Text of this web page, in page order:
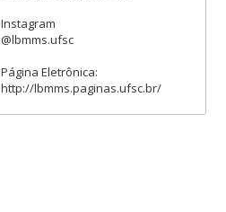
Instagram
@lbmms.ufsc
Página Eletrônica:
http://lbmms.paginas.ufsc.br/